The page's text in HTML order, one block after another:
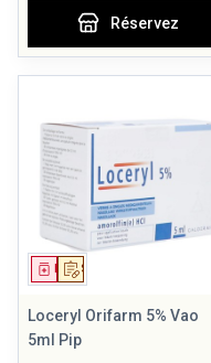
Réservez
Sur prescription
Médicament
Loceryl Orifarm 5% Vao
5ml Pip